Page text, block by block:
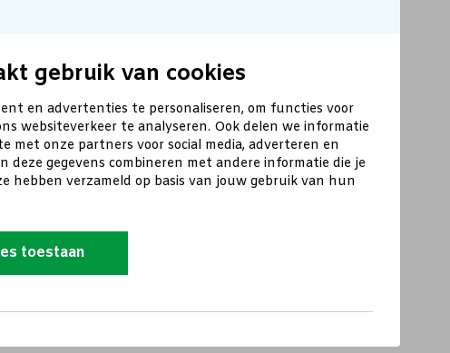
gebruik van cookies
en advertenties te personaliseren, om functies voor
websiteverkeer te analyseren. Ook delen we informatie
met onze partners voor social media, adverteren en
deze gegevens combineren met andere informatie die je
hebben verzameld op basis van jouw gebruik van hun
toestaan